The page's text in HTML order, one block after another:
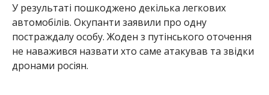
У результаті пошкоджено декілька легкових
автомобілів. Окупанти заявили про одну
постраждалу особу. Жоден з путінського оточення
не наважився назвати хто саме атакував та звідки
дронами росіян.